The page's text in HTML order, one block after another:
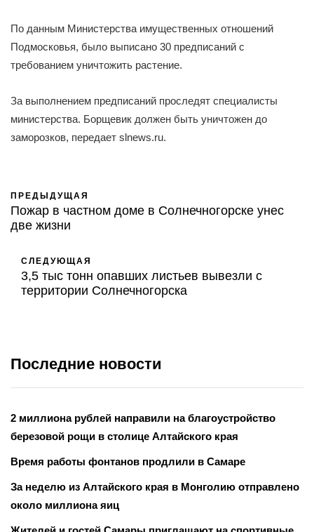
По данным Министерства имущественных отношений
Подмосковья, было выписано 30 предписаний с
требованием уничтожить растение.
За выполнением предписаний проследят специалисты
министерства. Борщевик должен быть уничтожен до
заморозков, передает slnews.ru.
ПРЕДЫДУЩАЯ
Пожар в частном доме в Солнечногорске унес
две жизни
СЛЕДУЮЩАЯ
3,5 тыс тонн опавших листьев вывезли с
территории Солнечногорска
Последние новости
2 миллиона рублей направили на благоустройство
березовой рощи в столице Алтайского края
Время работы фонтанов продлили в Самаре
За неделю из Алтайского края в Монголию отправлено
около миллиона яиц